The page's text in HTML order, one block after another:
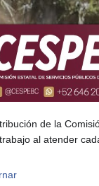
de la
al atender